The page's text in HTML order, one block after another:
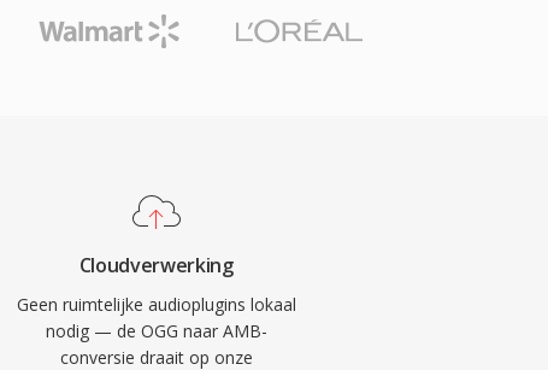
Cloudverwerking
Geen ruimtelijke audioplugins lokaal
nodig — de OGG naar AMB-
conversie draait op onze